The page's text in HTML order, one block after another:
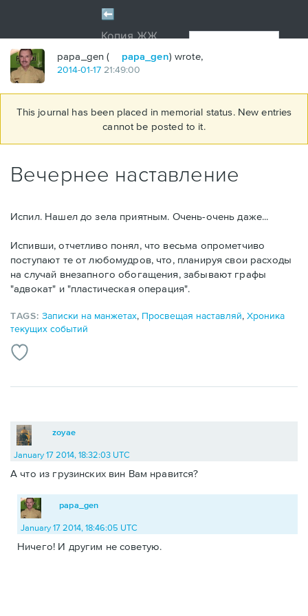
papa_gen ( papa_gen) wrote,
2014-01-17 21:49:00
This journal has been placed in memorial status. New entries
cannot be posted to it.
Вечернее наставление
Испил. Нашел до зела приятным. Очень-очень даже...
Испивши, отчетливо понял, что весьма опрометчиво
поступают те от любомудров, что, планируя свои расходы
на случай внезапного обогащения, забывают графы
"адвокат" и "пластическая операция".
TAGS:Записки на манжетах, Просвещая наставляй,Хроника
текущих событий
zoyae
January 17 2014, 18:32:03 UTC
А что из грузинских вин Вам нравится?
papa_gen
January 17 2014, 18:46:05 UTC
Ничего! И другим не советую.